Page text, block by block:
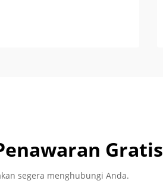
Gratis
segera menghubungi Anda.